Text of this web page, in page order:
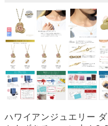
ハワイアンジュエリー